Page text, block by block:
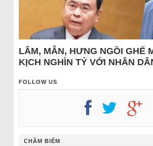
LÂM, MẪN, HƯNG NGỒI GHẾ
KỊCH NGHÌN TỶ VỚI NHÂN
FOLLOW US
CHÂM BIẾM